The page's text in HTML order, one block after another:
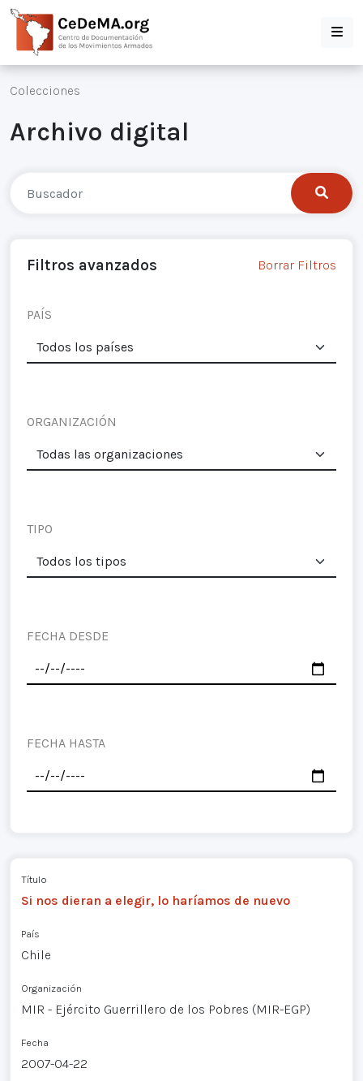
Colecciones
Archivo digital
Filtros avanzados Borrar Filtros
PAÍS
ORGANIZACIÓN
TIPO
FECHA DESDE
FECHA HASTA
Título
Si nos dieran a elegir, lo haríamos de nuevo
País
Chile
Organización
MIR - Ejército Guerrillero de los Pobres (MIR-EGP)
Fecha
2007-04-22